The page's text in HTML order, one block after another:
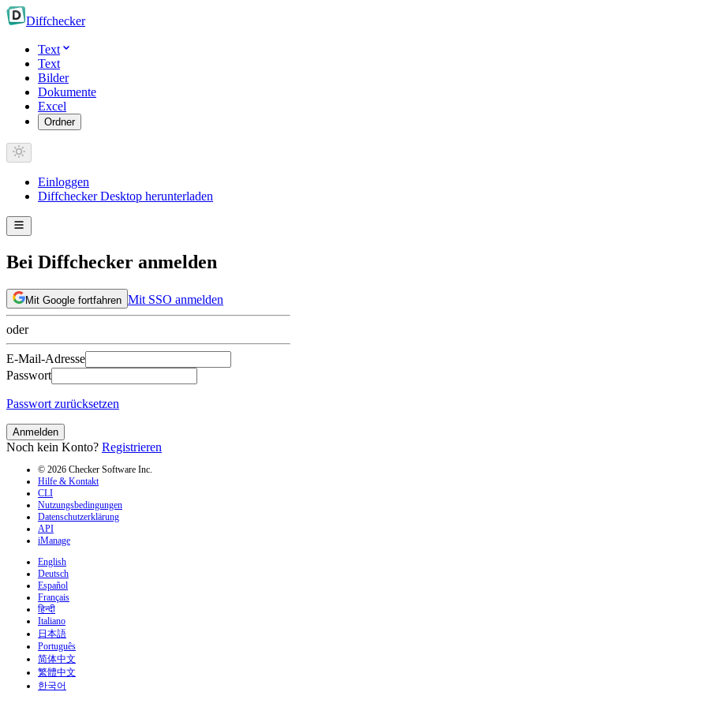
Diffchecker
Text
Text
Bilder
Dokumente
Excel
Ordner
Einloggen
Diffchecker Desktop herunterladen
Bei Diffchecker anmelden
Mit Google fortfahren Mit SSO anmelden
oder
E-Mail-Adresse
Passwort
Passwort zurücksetzen
Anmelden
Noch kein Konto? Registrieren
© 2026 Checker Software Inc.
Hilfe & Kontakt
CLI
Nutzungsbedingungen
Datenschutzerklärung
API
iManage
English
Deutsch
Español
Français
हिन्दी
Italiano
日本語
Português
简体中文
繁體中文
한국어